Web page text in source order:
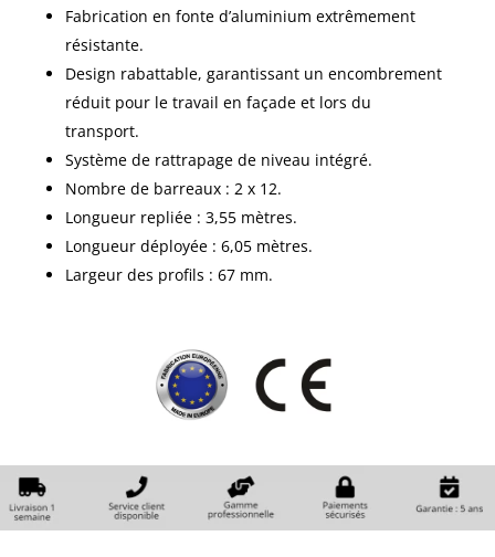
Fabrication en fonte d’aluminium extrêmement
résistante.
Design rabattable, garantissant un encombrement
réduit pour le travail en façade et lors du
transport.
Système de rattrapage de niveau intégré.
Nombre de barreaux : 2 x 12.
Longueur repliée : 3,55 mètres.
Longueur déployée : 6,05 mètres.
Largeur des profils : 67 mm.